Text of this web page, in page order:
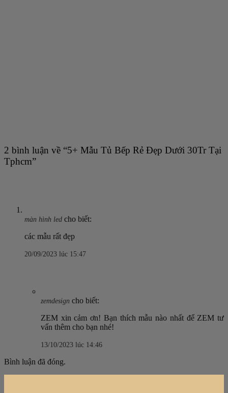
2 bình luận về “5+ Mẫu Tủ Bếp Rẻ Đẹp Dưới 30Tr Tại
Tphcm”
màn hình led cho biết:
các mẫu rất đẹp
20/09/2023 lúc 15:47
zemdesign cho biết:
ZEM xin cảm ơn! Bạn thích mẫu nào nhất để ZEM tư
vấn thêm cho bạn nhé!
13/10/2023 lúc 14:46
Bình luận đã đóng.